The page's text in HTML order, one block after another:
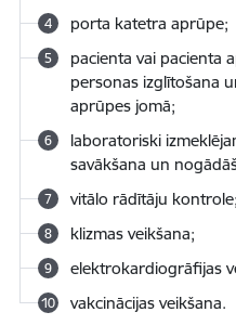
porta katetra aprūpe;
pacienta vai pacienta
personas izglītošana
aprūpes jomā;
laboratoriski
savākšana un
vitālo rādītāju kontrole;
klizmas veikšana;
elektrokardiogrāfijas
vakcinācijas veikšana.